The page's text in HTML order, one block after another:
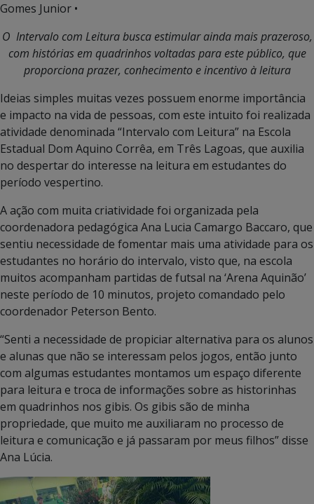
Gomes Junior •
O Intervalo com Leitura busca estimular ainda mais prazeroso,
com histórias em quadrinhos voltadas para este público, que
proporciona prazer, conhecimento e incentivo à leitura
Ideias simples muitas vezes possuem enorme importância
e impacto na vida de pessoas, com este intuito foi realizada
atividade denominada “Intervalo com Leitura” na Escola
Estadual Dom Aquino Corrêa, em Três Lagoas, que auxilia
no despertar do interesse na leitura em estudantes do
período vespertino.
A ação com muita criatividade foi organizada pela
coordenadora pedagógica Ana Lucia Camargo Baccaro, que
sentiu necessidade de fomentar mais uma atividade para os
estudantes no horário do intervalo, visto que, na escola
muitos acompanham partidas de futsal na ‘Arena Aquinão’
neste período de 10 minutos, projeto comandado pelo
coordenador Peterson Bento.
“Senti a necessidade de propiciar alternativa para os alunos
e alunas que não se interessam pelos jogos, então junto
com algumas estudantes montamos um espaço diferente
para leitura e troca de informações sobre as historinhas
em quadrinhos nos gibis. Os gibis são de minha
propriedade, que muito me auxiliaram no processo de
leitura e comunicação e já passaram por meus filhos” disse
Ana Lúcia.